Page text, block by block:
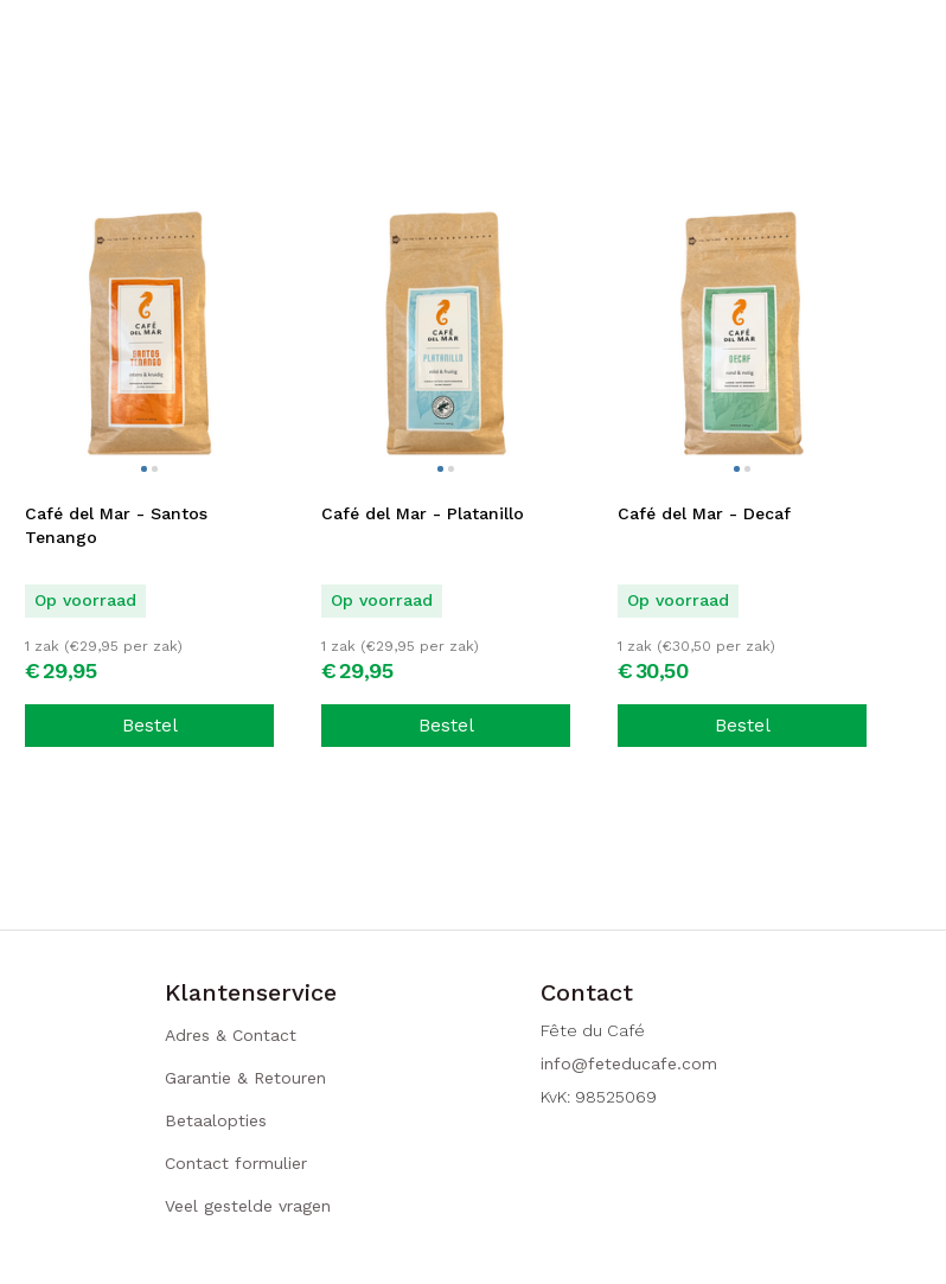
Café del Mar - Santos
Tenango
Op voorraad
€29,95
1 zak (€29,95 per zak)
Bestel
Café del Mar - Platanillo
Op voorraad
€29,95
1 zak (€29,95 per zak)
Bestel
Café del Mar - Decaf
Op voorraad
€30,50
1 zak (€30,50 per zak)
Bestel
Klantenservice
Adres & Contact
Garantie & Retouren
Betaalopties
Contact formulier
Veel gestelde vragen
Contact
Fête du Café
info@feteducafe.com
KvK: 98525069